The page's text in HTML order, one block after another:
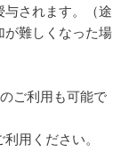
されます。（途
難しくなった場
ご利用も可能で
用ください。